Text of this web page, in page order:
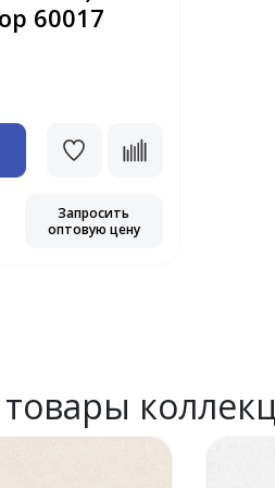
60017
Запросить
оптовую цену